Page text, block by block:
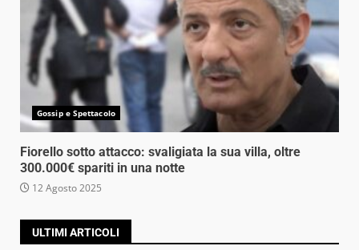
Gossip e Spettacolo
Fiorello sotto attacco: svaligiata la sua villa, oltre
300.000€ spariti in una notte
12 Agosto 2025
ULTIMI ARTICOLI